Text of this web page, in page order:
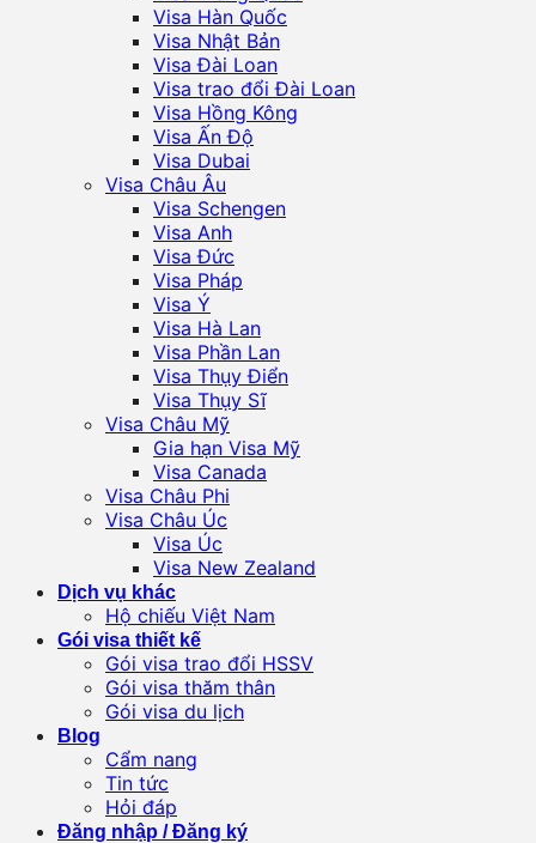
Visa Hàn Quốc
Visa Nhật Bản
Visa Đài Loan
Visa trao đổi Đài Loan
Visa Hồng Kông
Visa Ấn Độ
Visa Dubai
Visa Châu Âu
Visa Schengen
Visa Anh
Visa Đức
Visa Pháp
Visa Ý
Visa Hà Lan
Visa Phần Lan
Visa Thụy Điển
Visa Thụy Sĩ
Visa Châu Mỹ
Gia hạn Visa Mỹ
Visa Canada
Visa Châu Phi
Visa Châu Úc
Visa Úc
Visa New Zealand
Dịch vụ khác
Hộ chiếu Việt Nam
Gói visa thiết kế
Gói visa trao đổi HSSV
Gói visa thăm thân
Gói visa du lịch
Blog
Cẩm nang
Tin tức
Hỏi đáp
Đăng nhập / Đăng ký